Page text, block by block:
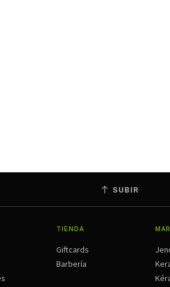
SUBIR
TIENDA
Giftcards
Barbería